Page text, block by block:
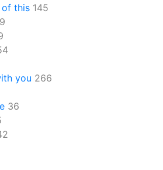
of this 145
you 266
36